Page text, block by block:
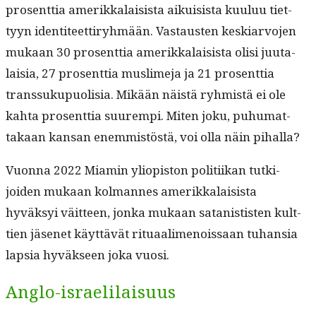
pros­ent­tia amerikkalai­sista aikui­sista kuu­luu tiet­
tyyn iden­ti­teet­tiryh­mään. Vas­tausten keskiar­vo­jen
mukaan 30 pros­ent­tia amerikkalai­sista olisi juu­ta­
laisia, 27 pros­ent­tia mus­lime­ja ja 21 pros­ent­tia
transsukupuolisia. Mikään näistä ryh­mistä ei ole
kah­ta pros­ent­tia suurem­pi. Miten joku, puhu­mat­
takaan kansan enem­mistöstä, voi olla näin pihalla?
Vuon­na 2022 Miamin yliopis­ton poli­ti­ikan tutk­i­
joiden mukaan kol­mannes amerikkalai­sista
hyväksyi väit­teen, jon­ka mukaan satanis­tis­ten kult­
tien jäsenet käyt­tävät rit­u­aal­i­menois­saan tuhan­sia
lap­sia hyväk­seen joka vuosi.
Anglo-israelilaisuus